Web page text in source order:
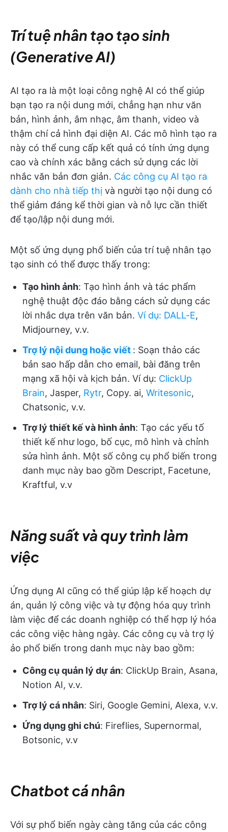
Trí tuệ nhân tạo tạo sinh
(Generative AI)
AI tạo ra là một loại công nghệ AI có thể giúp
bạn tạo ra nội dung mới, chẳng hạn như văn
bản, hình ảnh, âm nhạc, âm thanh, video và
thậm chí cả hình đại diện AI. Các mô hình tạo ra
này có thể cung cấp kết quả có tính ứng dụng
cao và chính xác bằng cách sử dụng các lời
nhắc văn bản đơn giản. Các công cụ AI tạo ra
dành cho nhà tiếp thị và người tạo nội dung có
thể giảm đáng kể thời gian và nỗ lực cần thiết
để tạo/lập nội dung mới.
Một số ứng dụng phổ biến của trí tuệ nhân tạo
tạo sinh có thể được thấy trong:
Tạo hình ảnh: Tạo hình ảnh và tác phẩm
nghệ thuật độc đáo bằng cách sử dụng các
lời nhắc dựa trên văn bản. Ví dụ: DALL-E,
Midjourney, v.v.
Trợ lý nội dung hoặc viết : Soạn thảo các
bản sao hấp dẫn cho email, bài đăng trên
mạng xã hội và kịch bản. Ví dụ: ClickUp
Brain, Jasper, Rytr, Copy. ai, Writesonic,
Chatsonic, v.v.
Trợ lý thiết kế và hình ảnh: Tạo các yếu tố
thiết kế như logo, bố cục, mô hình và chỉnh
sửa hình ảnh. Một số công cụ phổ biến trong
danh mục này bao gồm Descript, Facetune,
Kraftful, v.v
Năng suất và quy trình làm
việc
Ứng dụng AI cũng có thể giúp lập kế hoạch dự
án, quản lý công việc và tự động hóa quy trình
làm việc để các doanh nghiệp có thể hợp lý hóa
các công việc hàng ngày. Các công cụ và trợ lý
ảo phổ biến trong danh mục này bao gồm:
Công cụ quản lý dự án: ClickUp Brain, Asana,
Notion AI, v.v.
Trợ lý cá nhân: Siri, Google Gemini, Alexa, v.v.
Ứng dụng ghi chú: Fireflies, Supernormal,
Botsonic, v.v
Chatbot cá nhân
Với sự phổ biến ngày càng tăng của các công